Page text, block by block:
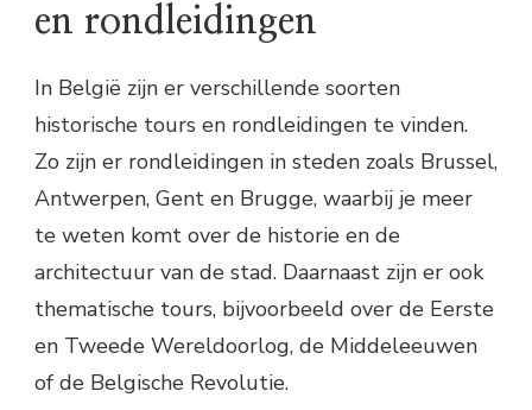
en rondleidingen
In België zijn er verschillende soorten
historische tours en rondleidingen te vinden.
Zo zijn er rondleidingen in steden zoals Brussel,
Antwerpen, Gent en Brugge, waarbij je meer
te weten komt over de historie en de
architectuur van de stad. Daarnaast zijn er ook
thematische tours, bijvoorbeeld over de Eerste
en Tweede Wereldoorlog, de Middeleeuwen
of de Belgische Revolutie.